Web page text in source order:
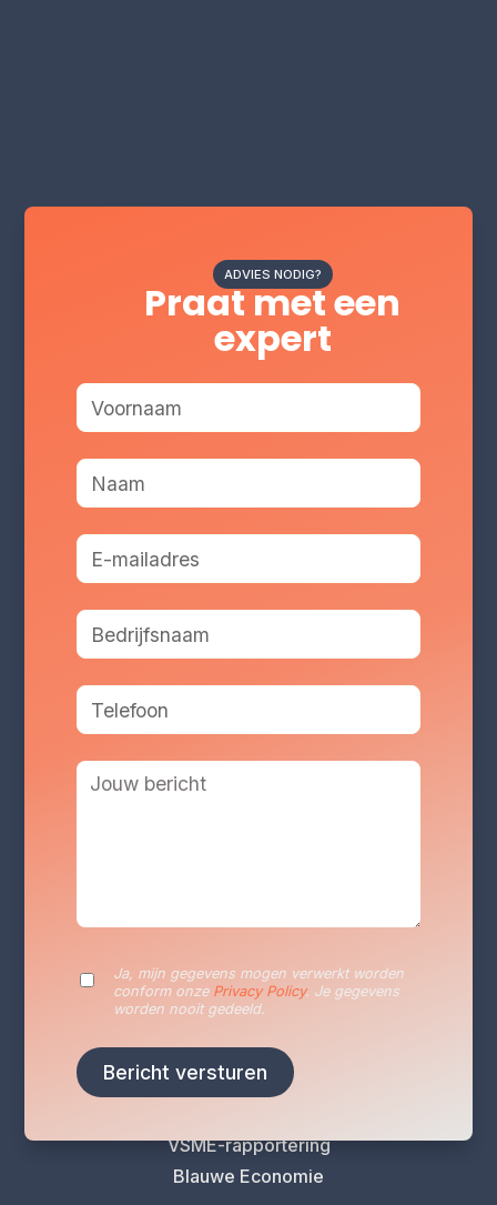
Energieaudits
Klimaatrisicoanalyse
Levenscyclusanalyse (LCA)
Carbon Footprint-analyse
CO2 Prestatieladder
VSME-rapportering
Blauwe Economie
ADVIES NODIG?
Praat met een
expert
Ja, mijn gegevens mogen verwerkt worden
conform onze Privacy Policy. Je gegevens
worden nooit gedeeld.